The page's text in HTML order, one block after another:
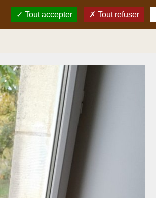
Tout accepter Tout refuser